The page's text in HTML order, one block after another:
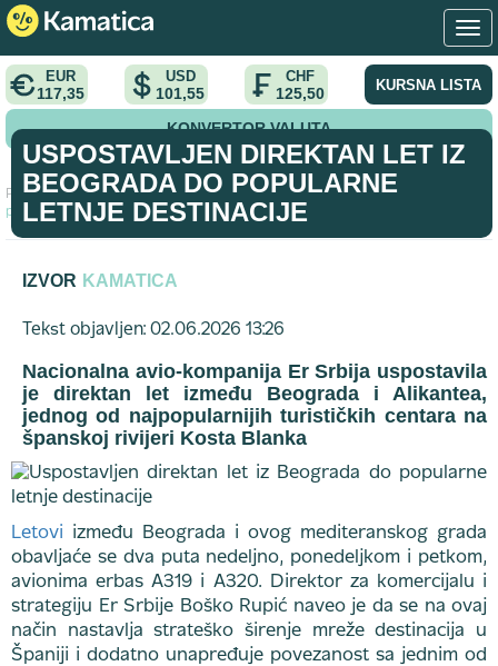
EUR
117,35
USD
101,55
CHF
125,50 KURSNA LISTA
KONVERTOR VALUTA
Početna > vest >
Uspostavljen direktan let iz Beograda do
popularne letnje destinacije
USPOSTAVLJEN DIREKTAN LET IZ
BEOGRADA DO POPULARNE
LETNJE DESTINACIJE
IZVOR KAMATICA
Tekst objavljen: 02.06.2026 13:26
Nacionalna avio-kompanija Er Srbija uspostavila
je direktan let između Beograda i Alikantea,
jednog od najpopularnijih turističkih centara na
španskoj rivijeri Kosta Blanka
Letovi između Beograda i ovog mediteranskog grada
obavljaće se dva puta nedeljno, ponedeljkom i petkom,
avionima erbas A319 i A320. Direktor za komercijalu i
strategiju Er Srbije Boško Rupić naveo je da se na ovaj
način nastavlja strateško širenje mreže destinacija u
Španiji i dodatno unapređuje povezanost sa jednim od